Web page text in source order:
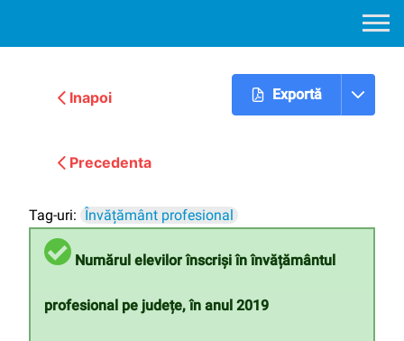
Inapoi Exportă
Precedenta
Tag-uri: Învățământ profesional
Numărul elevilor înscriși în învățământul
profesional pe județe, în anul 2019